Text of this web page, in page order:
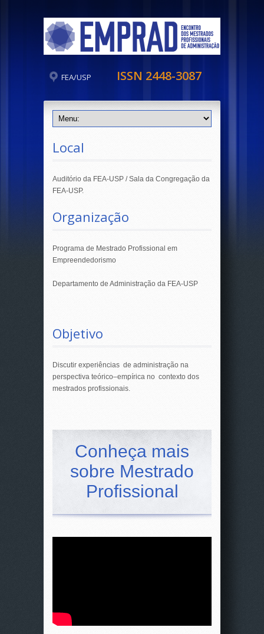
FEA/USP ISSN 2448-3087
Local
Auditório da FEA-USP / Sala da Congregação da
FEA-USP.
Organização
Programa de Mestrado Profissional em
Empreendedorismo
Departamento de Administração da FEA-USP
Objetivo
Discutir experiências de administração na
perspectiva teórico–empírica no contexto dos
mestrados profissionais.
Conheça mais
sobre Mestrado
Profissional